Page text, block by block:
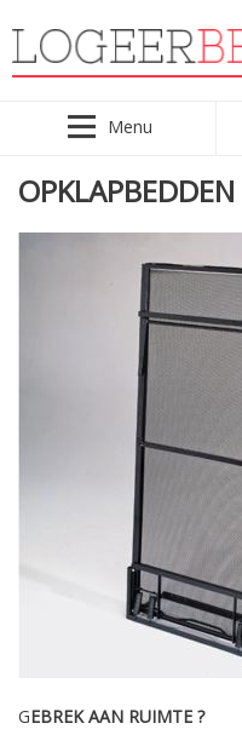
Menu
OPKLAPBEDDEN
GEBREK AAN RUIMTE ?